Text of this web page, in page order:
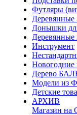
Футляры
Деревянные
Донышки
Деревянные
Инструмент
Новогодние
Дерево
Модели из
Детские
АРХИВ
Магазин на